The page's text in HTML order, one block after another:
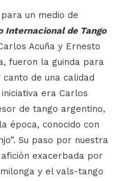
un medio de
Internacional de Tango
Acuña y Ernesto
fueron la guinda para
de una calidad
era Carlos
de tango argentino,
época, conocido con
Su paso por nuestra
exacerbada por
y el vals-tango